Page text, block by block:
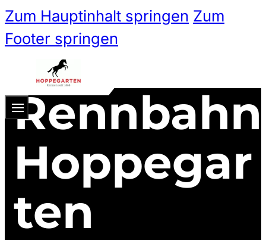
Zum Hauptinhalt springen Zum
Footer springen
Zum
Ticketkategorien
Rennbahn
Hoppegar
ten